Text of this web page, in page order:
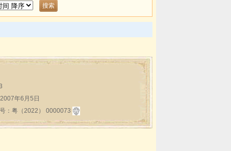
年6月5日
：粤（2022） 0000073